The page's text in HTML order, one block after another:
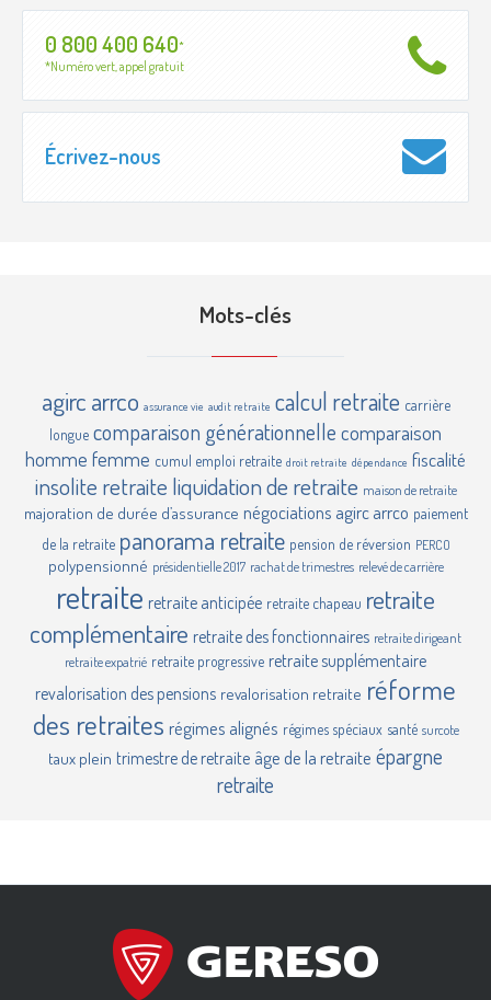
0 800 400 640*
*Numéro vert, appel gratuit
Écrivez-nous
Mots-clés
agirc arrco assurance vie audit retraite calcul retraite carrière
longue comparaison générationnelle comparaison
homme femme cumul emploi retraite droit retraite dépendance fiscalité
insolite retraite liquidation de retraite maison de retraite
majoration de durée d’assurance négociations agirc arrco paiement
de la retraite panorama retraite pension de réversion PERCO
polypensionné présidentielle 2017 rachat de trimestres relevé de carrière
retraite retraite anticipée retraite chapeau retraite
complémentaire retraite des fonctionnaires retraite dirigeant
retraite expatrié retraite progressive retraite supplémentaire
revalorisation des pensions revalorisation retraite réforme
des retraites régimes alignés régimes spéciaux santé surcote
taux plein trimestre de retraite âge de la retraite épargne
retraite